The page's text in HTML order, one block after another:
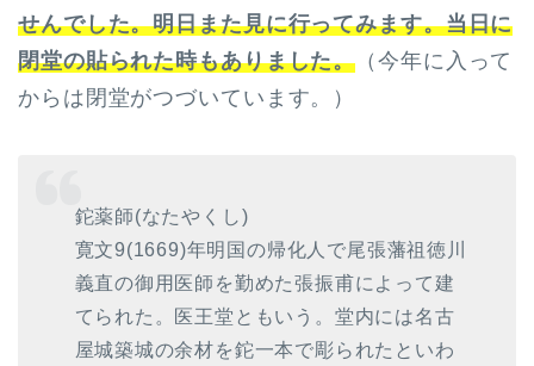
せんでした。明日また見に行ってみます。当日に
閉堂の貼られた時もありました。 （今年に入って
からは閉堂がつづいています。）
鉈薬師(なたやくし)
寛文9(1669)年明国の帰化人で尾張藩祖徳川
義直の御用医師を勤めた張振甫によって建
てられた。医王堂ともいう。堂内には名古
屋城築城の余材を鉈一本で彫られたといわ